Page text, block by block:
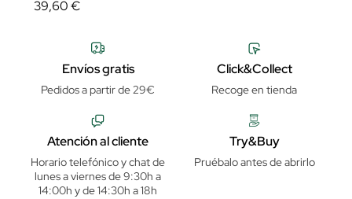
39,60 €
Envíos gratis
Pedidos a partir de 29€
Click&Collect
Recoge en tienda
Atención al cliente
Horario telefónico y chat de
lunes a viernes de 9:30h a
14:00h y de 14:30h a 18h
Try&Buy
Pruébalo antes de abrirlo